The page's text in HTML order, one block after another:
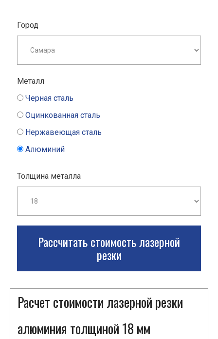
Город
Металл
Черная сталь
Оцинкованная сталь
Нержавеющая сталь
Алюминий
Толщина металла
Рассчитать стоимость лазерной
резки
Расчет стоимости лазерной резки
алюминия толщиной 18 мм